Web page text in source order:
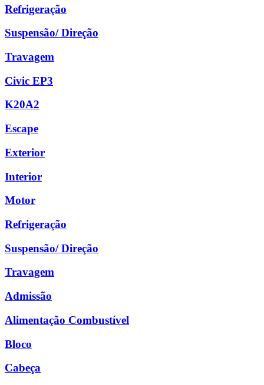
Refrigeração
Suspensão/ Direção
Travagem
Civic EP3
K20A2
Escape
Exterior
Interior
Motor
Refrigeração
Suspensão/ Direção
Travagem
Admissão
Alimentação Combustível
Bloco
Cabeça